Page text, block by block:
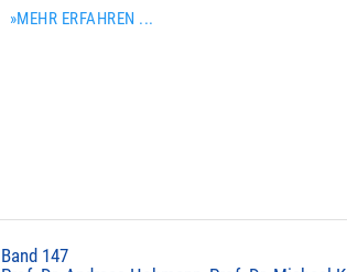
»MEHR ERFAHREN ...
Band 147